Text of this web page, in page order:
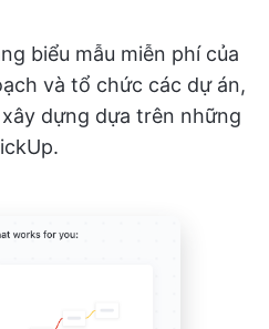
biểu mẫu miễn phí của
và tổ chức các dự án,
dựng dựa trên những